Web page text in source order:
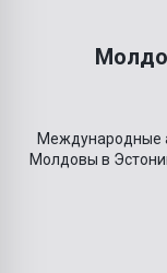
Международные
Молдовы в